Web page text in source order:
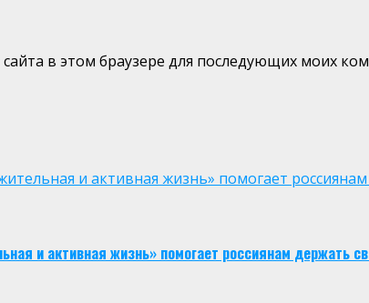
в этом браузере для последующих моих
и активная жизнь» помогает
и активная жизнь» помогает россиянам держать